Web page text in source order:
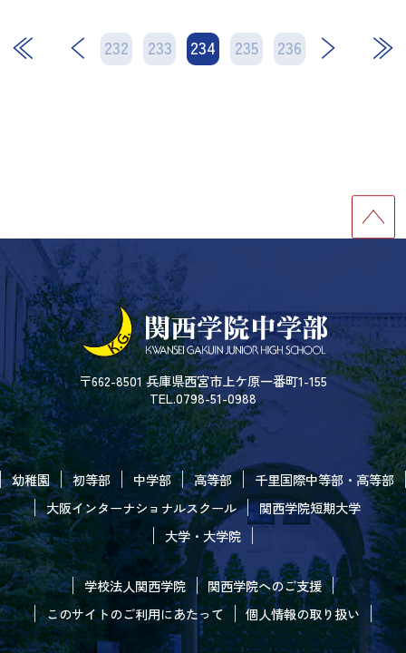
232 233 234 235 236
次 最後
〒662-8501 兵庫県西宮市上ケ原一番町1-155
TEL.0798-51-0988
幼稚園 初等部 中学部 高等部
千里国際中等部・高等部
大阪インターナショナルスクール
関西学院短期大学
大学・大学院
学校法人関西学院
関西学院へのご支援
このサイトのご利用にあたって
個人情報の取り扱い